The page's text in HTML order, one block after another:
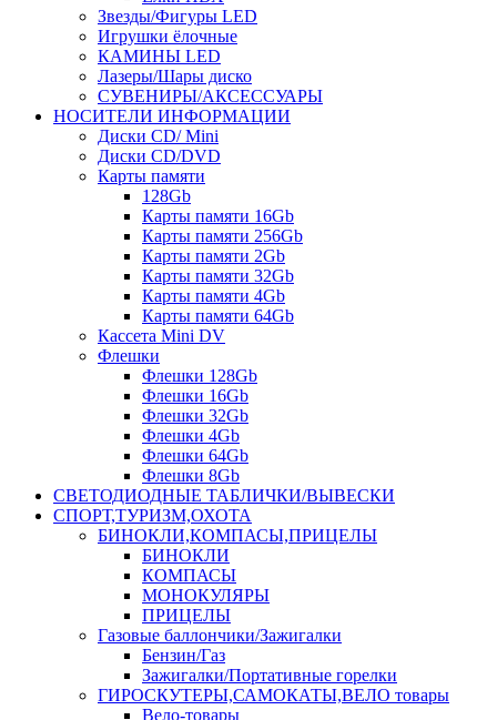
Звезды/Фигуры LED
Игрушки ёлочные
КАМИНЫ LED
Лазеры/Шары диско
СУВЕНИРЫ/АКСЕССУАРЫ
НОСИТЕЛИ ИНФОРМАЦИИ
Диски CD/ Mini
Диски CD/DVD
Карты памяти
128Gb
Карты памяти 16Gb
Карты памяти 256Gb
Карты памяти 2Gb
Карты памяти 32Gb
Карты памяти 4Gb
Карты памяти 64Gb
Кассета Mini DV
Флешки
Флешки 128Gb
Флешки 16Gb
Флешки 32Gb
Флешки 4Gb
Флешки 64Gb
Флешки 8Gb
СВЕТОДИОДНЫЕ ТАБЛИЧКИ/ВЫВЕСКИ
СПОРТ,ТУРИЗМ,ОХОТА
БИНОКЛИ,КОМПАСЫ,ПРИЦЕЛЫ
БИНОКЛИ
КОМПАСЫ
МОНОКУЛЯРЫ
ПРИЦЕЛЫ
Газовые баллончики/Зажигалки
Бензин/Газ
Зажигалки/Портативные горелки
ГИРОСКУТЕРЫ,САМОКАТЫ,ВЕЛО товары
Вело-товары